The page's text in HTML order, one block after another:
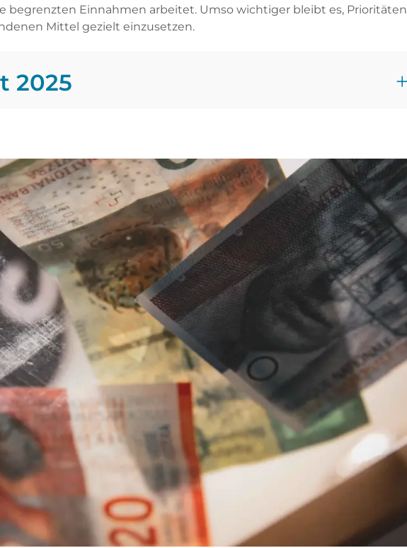
begrenzten Einnahmen arbeitet. Umso wichtiger bleibt es, Prioritäten
Mittel gezielt einzusetzen.
2025